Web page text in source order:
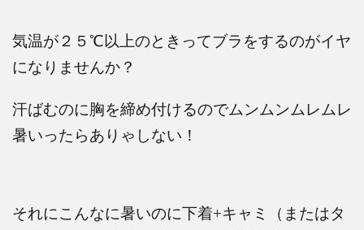
気温が２５℃以上のときってブラをするのがイヤ
になりませんか？
汗ばむのに胸を締め付けるのでムンムンムレムレ
暑いったらありゃしない！
それにこんなに暑いのに下着+キャミ（またはタ